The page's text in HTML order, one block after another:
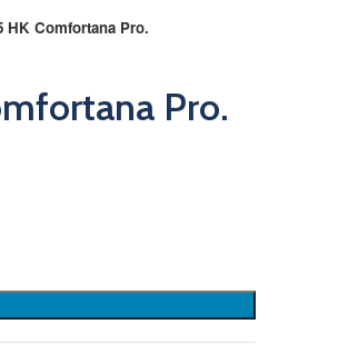
HK Comfortana Pro.
Pro.